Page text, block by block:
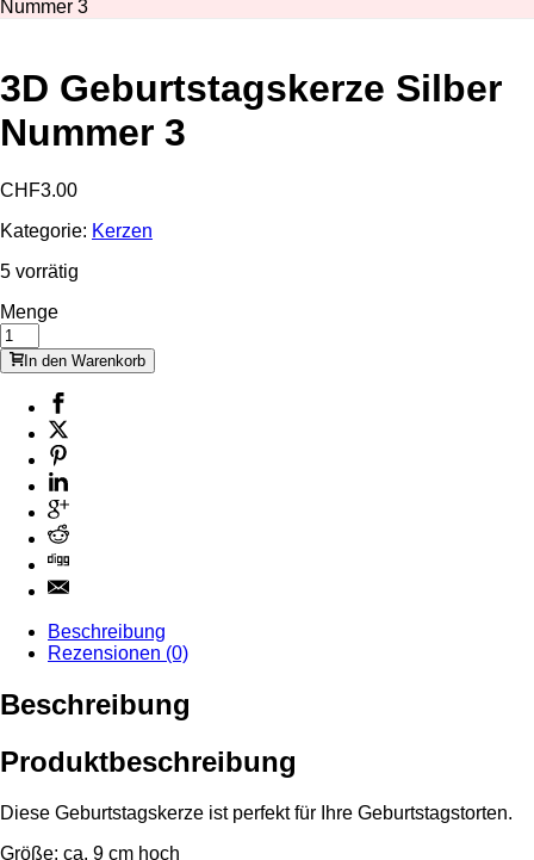
Nummer 3
3D Geburtstagskerze Silber
Nummer 3
CHF3.00
Kategorie: Kerzen
5 vorrätig
Menge
In den Warenkorb
Beschreibung
Rezensionen (0)
Beschreibung
Produktbeschreibung
Diese Geburtstagskerze ist perfekt für Ihre Geburtstagstorten.
Größe: ca. 9 cm hoch